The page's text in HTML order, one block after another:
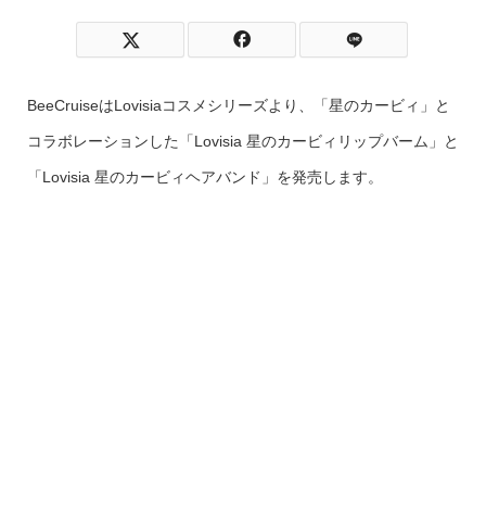
BeeCruiseはLovisiaコスメシリーズより、「星のカービィ」と
コラボレーションした「Lovisia 星のカービィリップバーム」と
「Lovisia 星のカービィヘアバンド」を発売します。